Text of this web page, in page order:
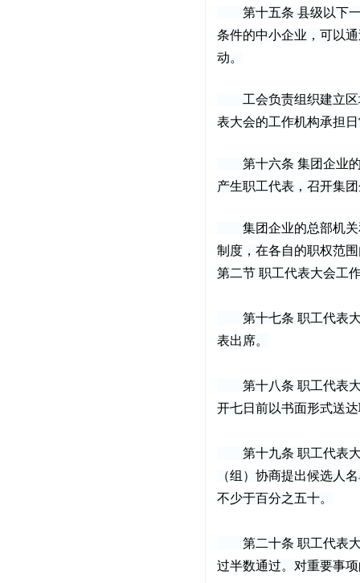
第十五条 县级以下一
条件的中小企业，可以
动。
工会负责组织建立区
表大会的工作机构承担
第十六条 集团企业的
产生职工代表，召开集
集团企业的总部机关
制度，在各自的职权范
第二节 职工代表大会工
第十七条 职工代表大
表出席。
第十八条 职工代表大
开七日前以书面形式送
第十九条 职工代表大
（组）协商提出候选人
不少于百分之五十。
第二十条 职工代表大
过半数通过。对重要事